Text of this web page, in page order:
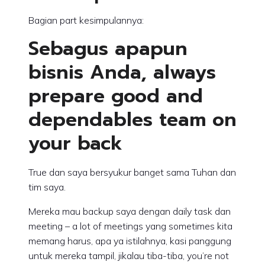
Bagian part kesimpulannya:
Sebagus apapun
bisnis Anda, always
prepare good and
dependables team on
your back
True dan saya bersyukur banget sama Tuhan dan
tim saya.
Mereka mau backup saya dengan daily task dan
meeting – a lot of meetings yang sometimes kita
memang harus, apa ya istilahnya, kasi panggung
untuk mereka tampil, jikalau tiba-tiba, you’re not